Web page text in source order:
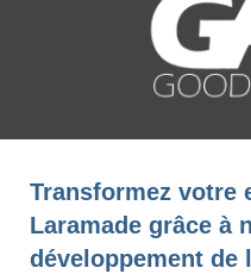
Transformez votre
Laramade grâce à
développement